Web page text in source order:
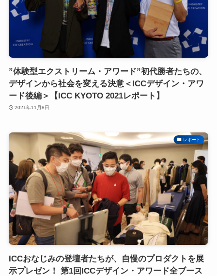
”体験型エクストリーム・アワード”初代勝者たちの、
デザインから社会を変える決意＜ICCデザイン・アワ
ード後編＞【ICC KYOTO 2021レポート】
2021年11月8日
レポート
ICCおなじみの登壇者たちが、自慢のプロダクトを展
示プレゼン！ 第1回ICCデザイン・アワード全ブース